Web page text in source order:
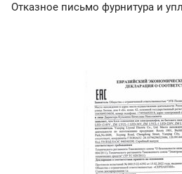
Отказное письмо фурнитура и